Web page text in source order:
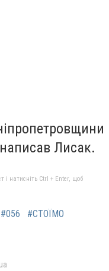
Лисак.
і натисніть Ctrl + Enter, щоб
#056
#СТОЇМО